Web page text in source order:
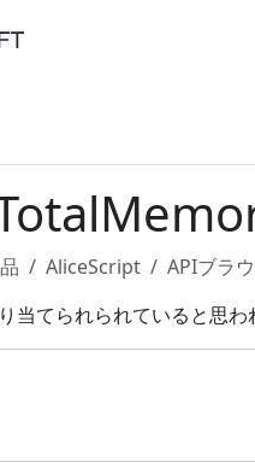
AliceScript APIブラ
当てられられていると思わ